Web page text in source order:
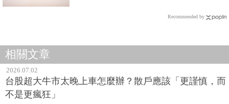
Recommended by
相關文章
2026.07.02
台股超大牛市太晚上車怎麼辦？散戶應該「更謹慎，而
不是更瘋狂」